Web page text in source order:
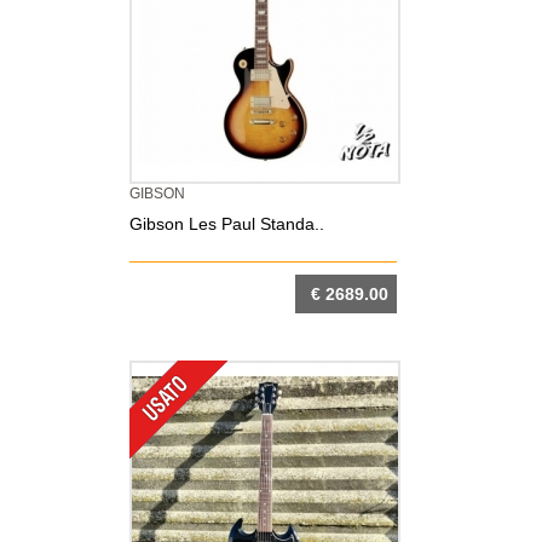
GIBSON
Gibson Les Paul Standa..
€ 2689.00